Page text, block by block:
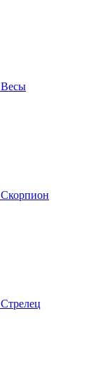
Весы
Скорпион
Стрелец